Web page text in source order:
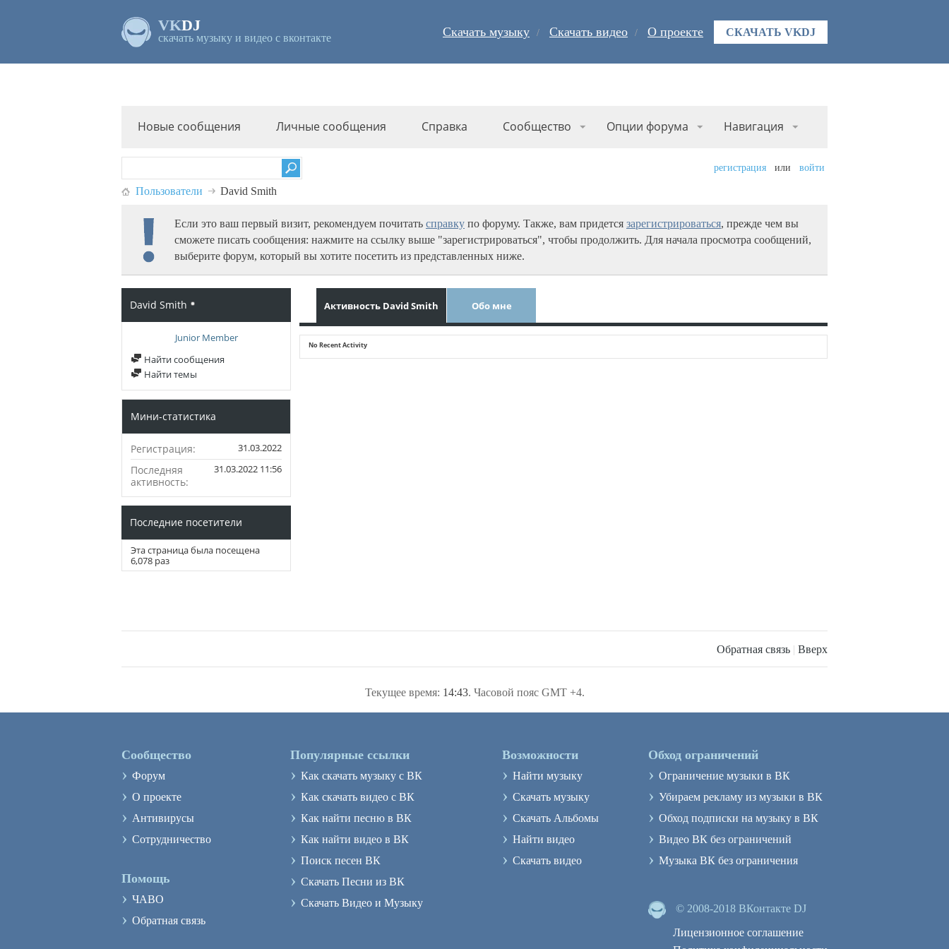
VKDJ
скачать музыку и видео с вконтакте Скачать музыку Скачать видео О проекте СКАЧАТЬ VKDJ
Новые сообщения Личные сообщения Справка Сообщество Опции форума Навигация
регистрация или войти
Пользователи David Smith
Если это ваш первый визит, рекомендуем почитать справку по форуму. Также, вам придется зарегистрироваться, прежде чем вы
сможете писать сообщения: нажмите на ссылку выше "зарегистрироваться", чтобы продолжить. Для начала просмотра сообщений,
выберите форум, который вы хотите посетить из представленных ниже.
David Smith
Junior Member
Найти сообщения
Найти темы
Мини-статистика
Регистрация 31.03.2022
Последняя
активность
31.03.2022 11:56
Последние посетители
Эта страница была посещена
6,078 раз
Активность David Smith Обо мне
No Recent Activity
Обратная связь | Вверх
Текущее время: 14:43. Часовой пояс GMT +4.
Сообщество
› Форум
› О проекте
› Антивирусы
› Сотрудничество
Помощь
› ЧАВО
› Обратная связь
Популярные ссылки
› Как скачать музыку с ВК
› Как скачать видео с ВК
› Как найти песню в ВК
› Как найти видео в ВК
› Поиск песен ВК
› Скачать Песни из ВК
› Скачать Видео и Музыку
Возможности
› Найти музыку
› Скачать музыку
› Скачать Альбомы
› Найти видео
› Скачать видео
Обход ограничений
› Ограничение музыки в ВК
› Убираем рекламу из музыки в ВК
› Обход подписки на музыку в ВК
› Видео ВК без ограничений
› Музыка ВК без ограничения
© 2008-2018 ВКонтакте DJ
Лицензионное соглашение